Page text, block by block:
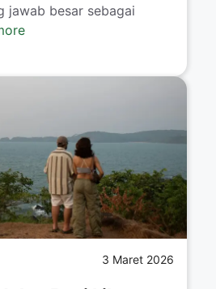
jawab besar sebagai
3 Maret 2026